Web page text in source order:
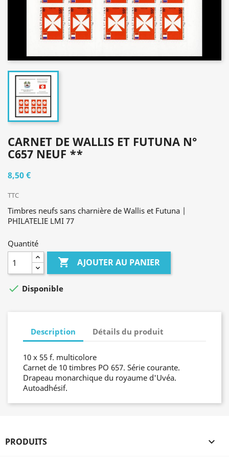
CARNET DE WALLIS ET FUTUNA N°
C657 NEUF **
8,50 €
TTC
Timbres neufs sans charnière de Wallis et Futuna |
PHILATELIE LMI 77
Quantité
 AJOUTER AU PANIER
 Disponible
Description Détails du produit
10 x 55 f. multicolore
Carnet de 10 timbres PO 657. Série courante.
Drapeau monarchique du royaume d'Uvéa.
Autoadhésif.
PRODUITS 